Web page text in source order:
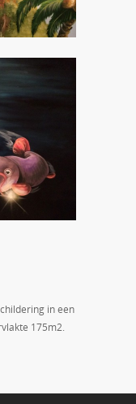
in een
175m2.